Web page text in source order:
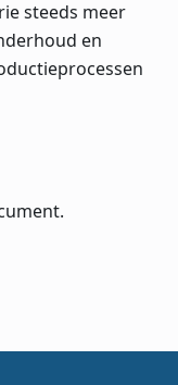
steeds meer
en